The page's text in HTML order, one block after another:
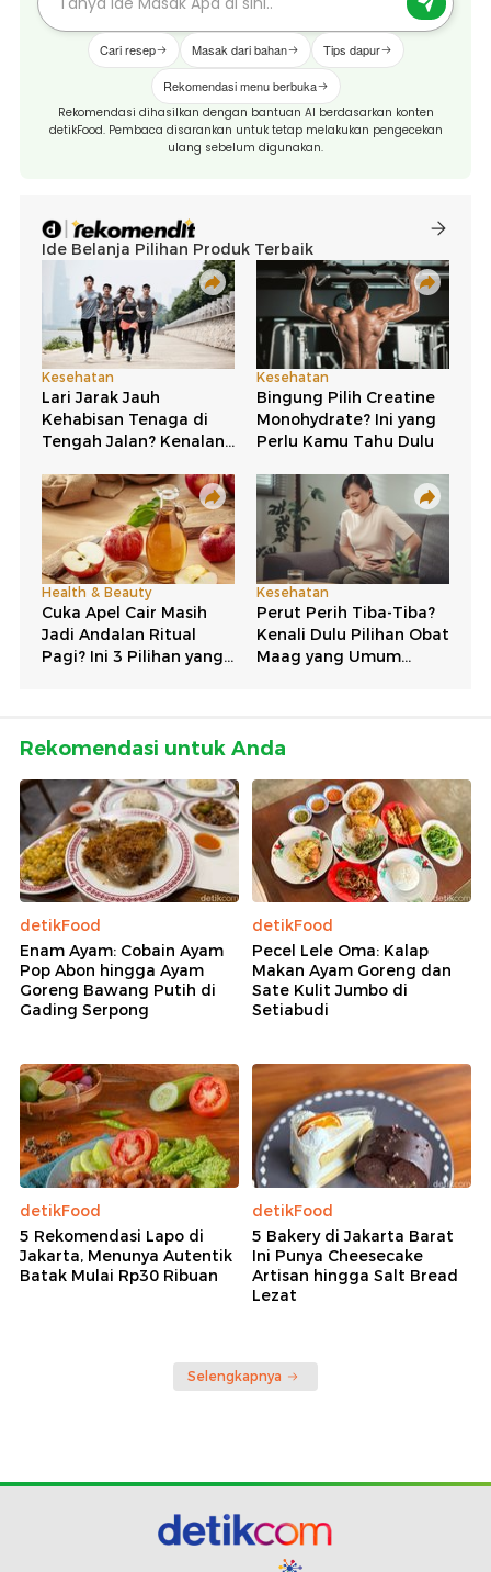
Cari resep Masak dari bahan Tips dapur
Rekomendasi menu berbuka
Rekomendasi dihasilkan dengan bantuan AI berdasarkan konten
detikFood. Pembaca disarankan untuk tetap melakukan pengecekan
ulang sebelum digunakan.
Rekomendasi untuk Anda
detikFood
Enam Ayam: Cobain Ayam
Pop Abon hingga Ayam
Goreng Bawang Putih di
Gading Serpong
detikFood
Pecel Lele Oma: Kalap
Makan Ayam Goreng dan
Sate Kulit Jumbo di
Setiabudi
detikFood
5 Rekomendasi Lapo di
Jakarta, Menunya Autentik
Batak Mulai Rp30 Ribuan
detikFood
5 Bakery di Jakarta Barat
Ini Punya Cheesecake
Artisan hingga Salt Bread
Lezat
Selengkapnya